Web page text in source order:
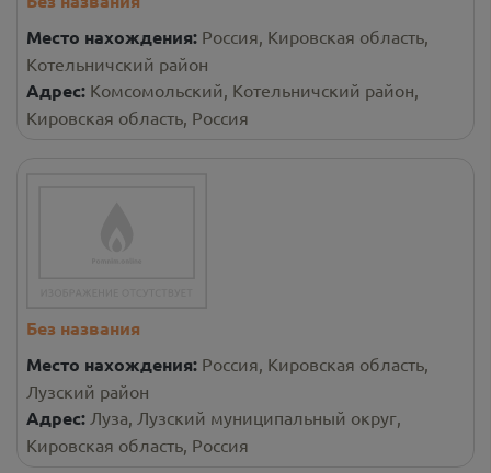
Место нахождения: Россия, Кировская область,
Котельничский район
Адрес: Комсомольский, Котельничский район,
Кировская область, Россия
Без названия
Место нахождения: Россия, Кировская область,
Лузский район
Адрес: Луза, Лузский муниципальный округ,
Кировская область, Россия